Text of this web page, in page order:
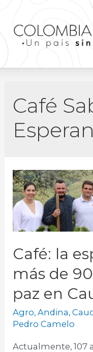
Café
Café: la
más de
paz en
Agro,Andina,
Pedro Camelo
Actualmente, 107